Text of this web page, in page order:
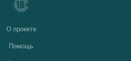
О проекте
Помощь